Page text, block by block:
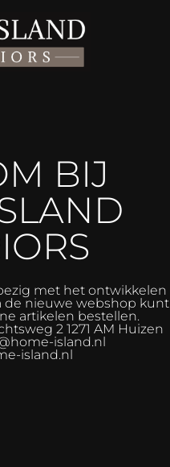
BIJ
met het ontwikkelen
de nieuwe webshop kunt
artikelen bestellen.
2 1271 AM Huizen
island.nl
island.nl